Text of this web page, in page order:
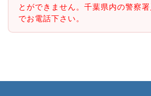
とができません。千葉県内の警察署
でお電話下さい。